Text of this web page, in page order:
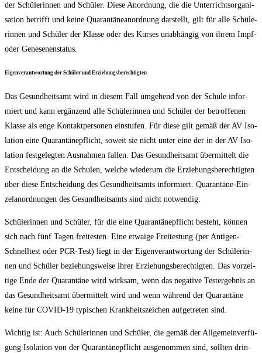
der Schü­le­rin­nen und Schü­ler. Die­se Anord­nung, die die Unter­richts­or­ga­ni­
sa­ti­on betrifft und kei­ne Qua­ran­tä­ne­a­n­ord­nung dar­stellt, gilt für alle Schü­le­
rin­nen und Schü­ler der Klas­se oder des Kur­ses unab­hän­gig von ihrem Impf-
oder Genesenenstatus.
Eigen­ver­ant­wor­tung der Schü­ler und Erziehungsberechtigten
Das Gesund­heits­amt wird in die­sem Fall umge­hend von der Schu­le infor­
miert und kann ergän­zend alle Schü­le­rin­nen und Schü­ler der betrof­fe­nen
Klas­se als enge Kon­takt­per­so­nen ein­stu­fen. Für die­se gilt gemäß der AV Iso­
la­ti­on eine Qua­ran­tä­ne­pflicht, soweit sie nicht unter eine der in der AV Iso­
la­ti­on fest­ge­leg­ten Aus­nah­men fal­len. Das Gesund­heits­amt über­mit­telt die
Ent­schei­dung an die Schu­len, wel­che wie­der­um die Erzie­hungs­be­rech­tig­ten
über die­se Ent­schei­dung des Gesund­heits­amts infor­miert. Qua­ran­tä­ne-Ein­
zel­an­ord­nun­gen des Gesund­heits­amts sind nicht notwendig.
Schü­le­rin­nen und Schü­ler, für die eine Qua­ran­tä­ne­pflicht besteht, kön­nen
sich nach fünf Tagen frei­tes­ten. Eine etwa­ige Frei­tes­tung (per Anti­gen-
Schnell­test oder PCR-Test) liegt in der Eigen­ver­ant­wor­tung der Schü­le­rin­
nen und Schü­ler bezie­hungs­wei­se ihrer Erzie­hungs­be­rech­tig­ten. Das vor­zei­
ti­ge Ende der Qua­ran­tä­ne wird wirk­sam, wenn das nega­ti­ve Test­ergeb­nis an
das Gesund­heits­amt über­mit­telt wird und wenn wäh­rend der Qua­ran­tä­ne
kei­ne für COVID-19 typi­schen Krank­heits­zei­chen auf­ge­tre­ten sind.
Wich­tig ist: Auch Schü­le­rin­nen und Schü­ler, die gemäß der All­ge­mein­ver­fü­
gung Iso­la­ti­on von der Qua­ran­tä­ne­pflicht aus­ge­nom­men sind, soll­ten drin­